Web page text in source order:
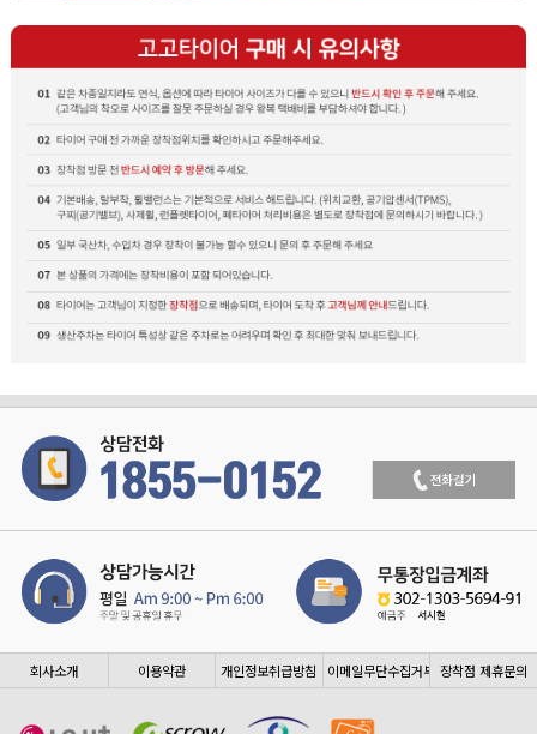
회사소개 이용약관 개인정보취급방침 이메일무단수집거부 장착점 제휴문의